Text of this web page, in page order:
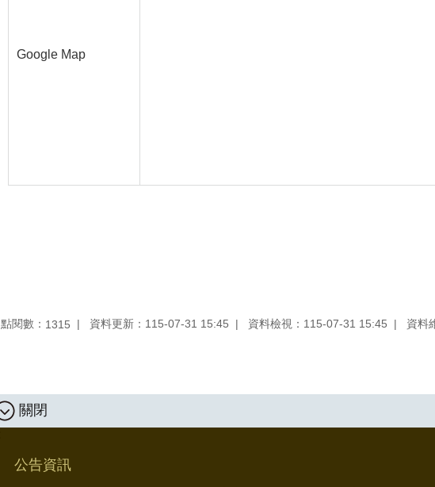
Google Map
點閱數： 1315 資料更新：115-07-31 15:45 資料檢視：115-07-31 15:45 資料
關閉
公告資訊